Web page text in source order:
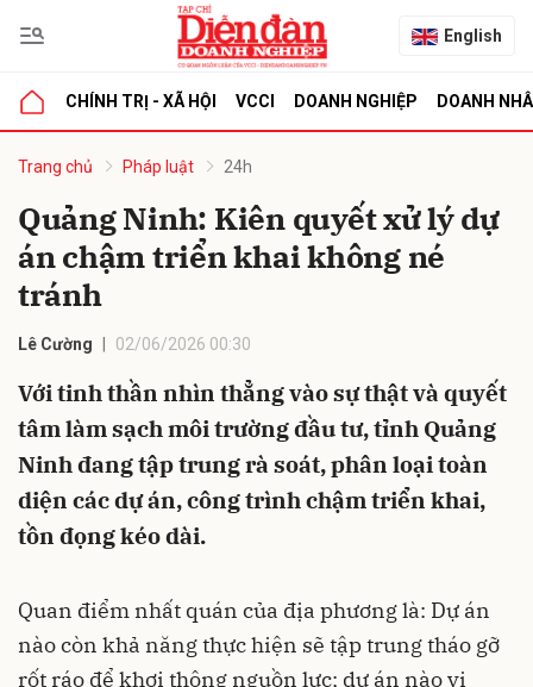
English
CHÍNH TRỊ - XÃ HỘI VCCI DOANH NGHIỆP DOANH
Trang chủ Pháp luật 24h
Quảng Ninh: Kiên quyết xử lý dự
án chậm triển khai không né
tránh
Lê Cường 02/06/2026 00:30
Với tinh thần nhìn thẳng vào sự thật và quyết
tâm làm sạch môi trường đầu tư, tỉnh Quảng
Ninh đang tập trung rà soát, phân loại toàn
diện các dự án, công trình chậm triển khai,
tồn đọng kéo dài.
Quan điểm nhất quán của địa phương là: Dự án
nào còn khả năng thực hiện sẽ tập trung tháo gỡ
rốt ráo để khơi thông nguồn lực; dự án nào vi
luận
Hủy